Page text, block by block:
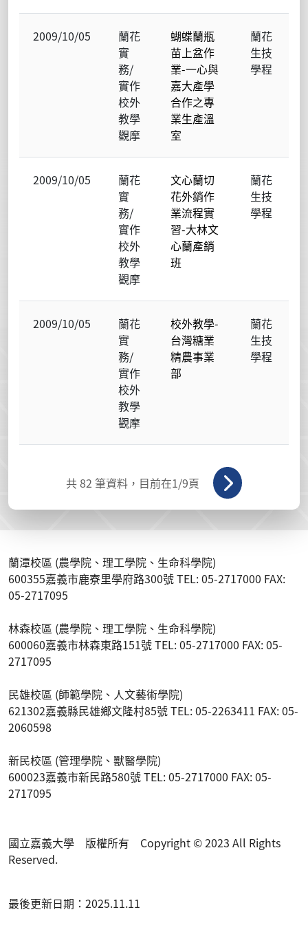
2009/10/05
蘭花
實
務/
實作
校外
教學
觀摩
蝴蝶蘭瓶
苗上盆作
業-一心與
嘉大產學
合作之專
業生產溫
室
蘭花
生技
學程
2009/10/05
蘭花
實
務/
實作
校外
教學
觀摩
文心蘭切
花外銷作
業流程實
習-大林文
心蘭產銷
班
蘭花
生技
學程
2009/10/05
蘭花
實
務/
實作
校外
教學
觀摩
校外教學-
台灣糖業
精農事業
部
蘭花
生技
學程
共82 筆資料，目前在1/9頁
蘭潭校區 (農學院、理工學院、生命科學院)
600355嘉義市鹿寮里學府路300號 TEL: 05-2717000 FAX:
05-2717095
林森校區 (農學院、理工學院、生命科學院)
600060嘉義市林森東路151號 TEL: 05-2717000 FAX: 05-
2717095
民雄校區 (師範學院、人文藝術學院)
621302嘉義縣民雄鄉文隆村85號 TEL: 05-2263411 FAX: 05-
2060598
新民校區 (管理學院、獸醫學院)
600023嘉義市新民路580號 TEL: 05-2717000 FAX: 05-
2717095
國立嘉義大學 版權所有 Copyright © 2023 All Rights
Reserved.
最後更新日期：2025.11.11